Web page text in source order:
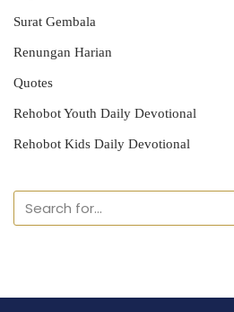
Surat Gembala
Renungan Harian
Quotes
Rehobot Youth Daily Devotional
Rehobot Kids Daily Devotional